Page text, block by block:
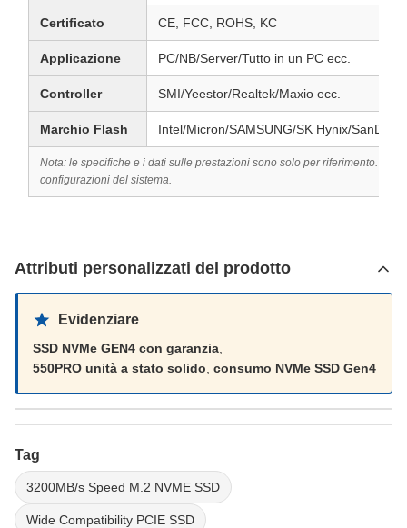
Certificato CE, FCC, ROHS, KC
Applicazione PC/NB/Server/Tutto in un PC ecc.
Controller SMI/Yeestor/Realtek/Maxio ecc.
Marchio Flash Intel/Micron/SAMSUNG/SK Hynix/SanDisk/
Nota: le specifiche e i dati sulle prestazioni sono solo per riferimento. I
configurazioni del sistema.
Attributi personalizzati del prodotto
Evidenziare
SSD NVMe GEN4 con garanzia
550PRO unità a stato solido consumo NVMe SSD Gen4
Tag
3200MB/s Speed M.2 NVME SSD
Wide Compatibility PCIE SSD